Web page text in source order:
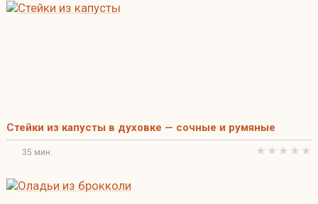
Стейки из капусты в духовке — сочные и румяные
35 мин.